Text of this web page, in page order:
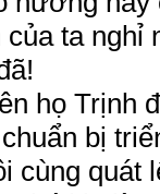
của ta nghỉ
họ Trịnh
bị
cùng quát